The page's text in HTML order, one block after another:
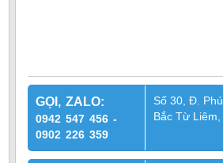
GỌI, ZALO:
0942 547 456 -
0902 226 359
Số 30, Đ.
Bắc Từ